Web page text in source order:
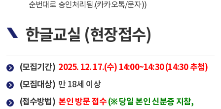
순번대로 승인처리됨.(카카오톡/문자))
한글교실 (현장접수)
(모집기간) 2025. 12. 17.(수) 14:00~14:30 (14:30 추첨)
(모집대상) 만 18세 이상
(접수방법) 본인 방문 접수(※ 당일 본인 신분증 지참,